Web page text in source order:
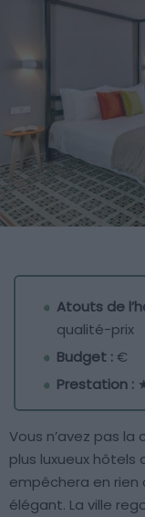
Atouts de
qualité-prix
Budget :€
Prestation :
Vous n’avez pas la
plus luxueux hôtels
empêchera en rien
élégant. La ville